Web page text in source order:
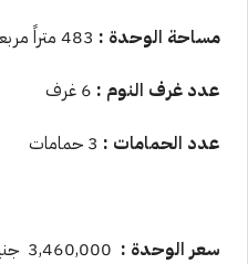
مساحة الوحدة :
عدد غرف النوم : 6 غرف
عدد الحمامات : 3 حمامات
سعر الوحدة : 3,460,000 جنيهاً مصرياً